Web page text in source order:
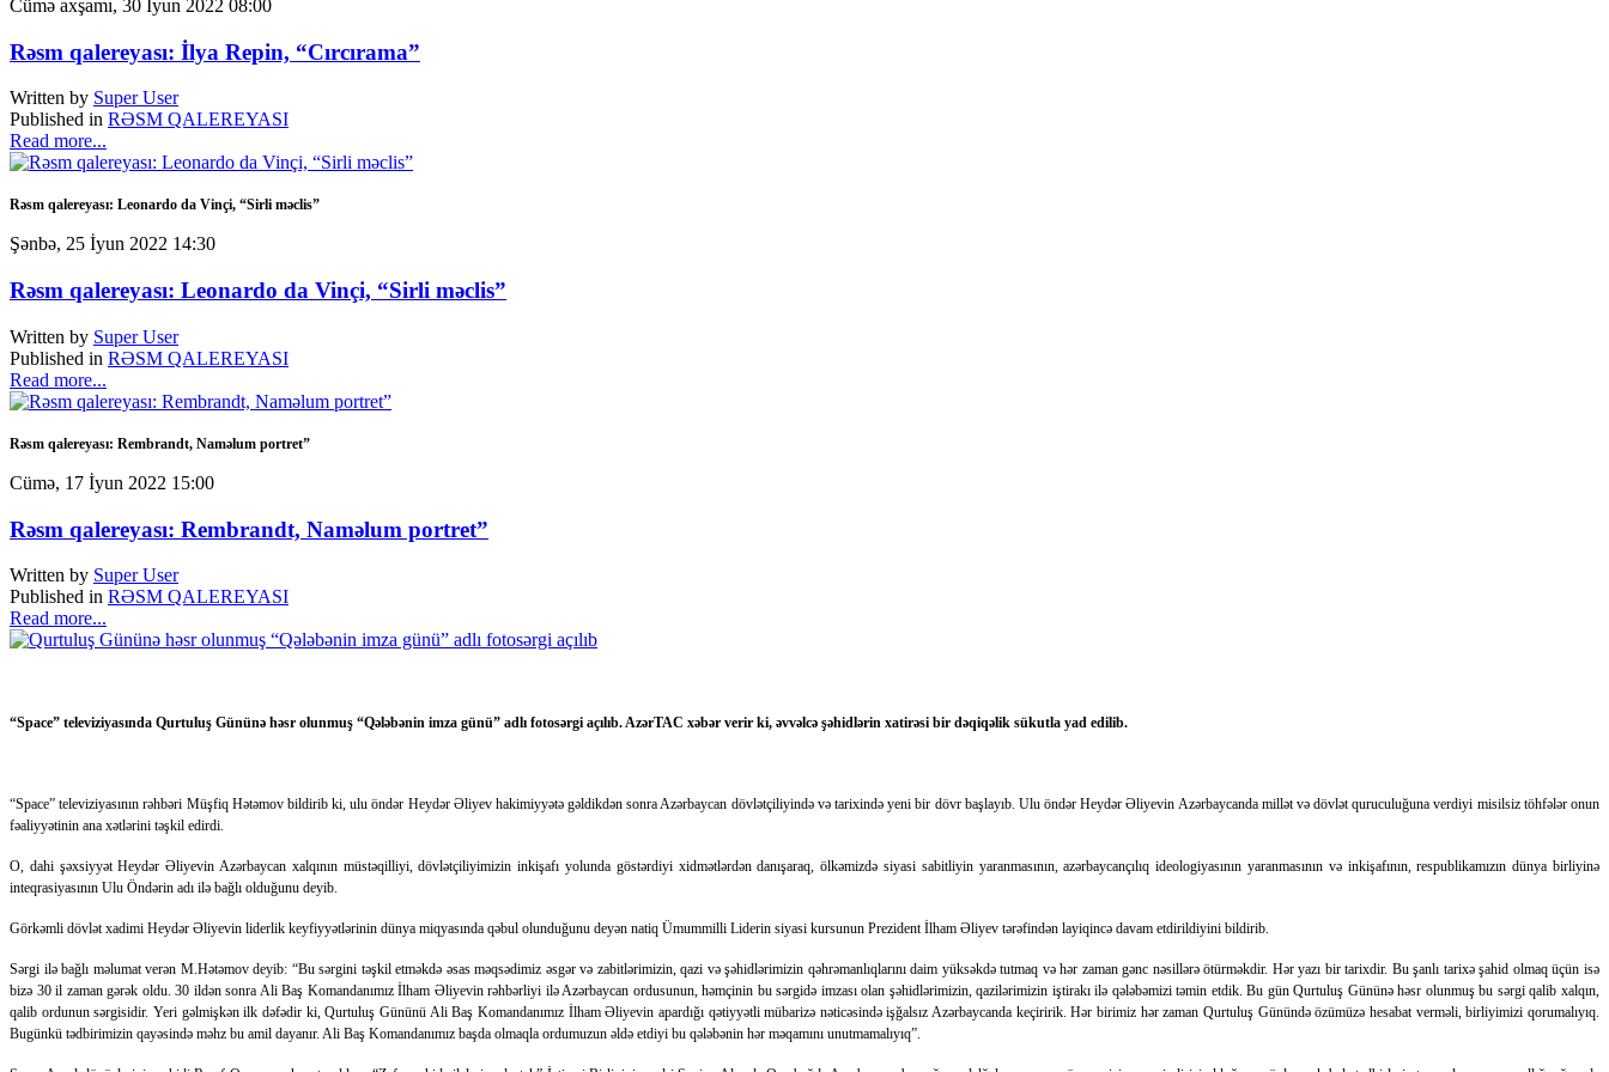
Cümə axşamı, 30 İyun 2022 08:00
Rəsm qalereyası: İlya Repin, “Cırcırama”
Written by Super User
Published in RƏSM QALEREYASI
Read more...
Rəsm qalereyası: Leonardo da Vinçi, “Sirli məclis”
Şənbə, 25 İyun 2022 14:30
Rəsm qalereyası: Leonardo da Vinçi, “Sirli məclis”
Written by Super User
Published in RƏSM QALEREYASI
Read more...
Rəsm qalereyası: Rembrandt, Naməlum portret”
Cümə, 17 İyun 2022 15:00
Rəsm qalereyası: Rembrandt, Naməlum portret”
Written by Super User
Published in RƏSM QALEREYASI
Read more...
“Space” televiziyasında Qurtuluş Gününə həsr olunmuş “Qələbənin imza günü” adlı fotosərgi açılıb. AzərTAC xəbər verir ki, əvvəlcə şəhidlərin xatirəsi bir dəqiqəlik sükutla yad edilib.
“Space” televiziyasının rəhbəri Müşfiq Hətəmov bildirib ki, ulu öndər Heydər Əliyev hakimiyyətə gəldikdən sonra Azərbaycan dövlətçiliyində və tarixində yeni bir dövr başlayıb. Ulu öndər Heydər Əliyevin Azərbaycanda millət və dövlət quruculuğuna verdiyi misilsiz töhfələr onun
fəaliyyətinin ana xətlərini təşkil edirdi.
O, dahi şəxsiyyət Heydər Əliyevin Azərbaycan xalqının müstəqilliyi, dövlətçiliyimizin inkişafı yolunda göstərdiyi xidmətlərdən danışaraq, ölkəmizdə siyasi sabitliyin yaranmasının, azərbaycançılıq ideologiyasının yaranmasının və inkişafının, respublikamızın dünya birliyinə
inteqrasiyasının Ulu Öndərin adı ilə bağlı olduğunu deyib.
Görkəmli dövlət xadimi Heydər Əliyevin liderlik keyfiyyətlərinin dünya miqyasında qəbul olunduğunu deyən natiq Ümummilli Liderin siyasi kursunun Prezident İlham Əliyev tərəfindən layiqincə davam etdirildiyini bildirib.
Sərgi ilə bağlı məlumat verən M.Hətəmov deyib: “Bu sərgini təşkil etməkdə əsas məqsədimiz əsgər və zabitlərimizin, qazi və şəhidlərimizin qəhrəmanlıqlarını daim yüksəkdə tutmaq və hər zaman gənc nəsillərə ötürməkdir. Hər yazı bir tarixdir. Bu şanlı tarixə şahid olmaq üçün isə
bizə 30 il zaman gərək oldu. 30 ildən sonra Ali Baş Komandanımız İlham Əliyevin rəhbərliyi ilə Azərbaycan ordusunun, həmçinin bu sərgidə imzası olan şəhidlərimizin, qazilərimizin iştirakı ilə qələbəmizi təmin etdik. Bu gün Qurtuluş Gününə həsr olunmuş bu sərgi qalib xalqın,
qalib ordunun sərgisidir. Yeri gəlmişkən ilk dəfədir ki, Qurtuluş Gününü Ali Baş Komandanımız İlham Əliyevin apardığı qətiyyətli mübarizə nəticəsində işğalsız Azərbaycanda keçiririk. Hər birimiz hər zaman Qurtuluş Günündə özümüzə hesabat verməli, birliyimizi qorumalıyıq.
Bugünkü tədbirimizin qayəsində məhz bu amil dayanır. Ali Baş Komandanımız başda olmaqla ordumuzun əldə etdiyi bu qələbənin hər məqamını unutmamalıyıq”.